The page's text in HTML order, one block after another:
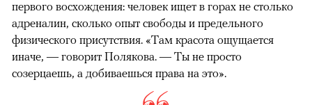
первого восхождения: человек ищет в горах не столько
адреналин, сколько опыт свободы и предельного
физического присутствия. «Там красота ощущается
иначе, — говорит Полякова. — Ты не просто
созерцаешь, а добиваешься права на это».